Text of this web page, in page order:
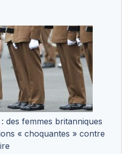
des femmes britanniques
« choquantes » contre